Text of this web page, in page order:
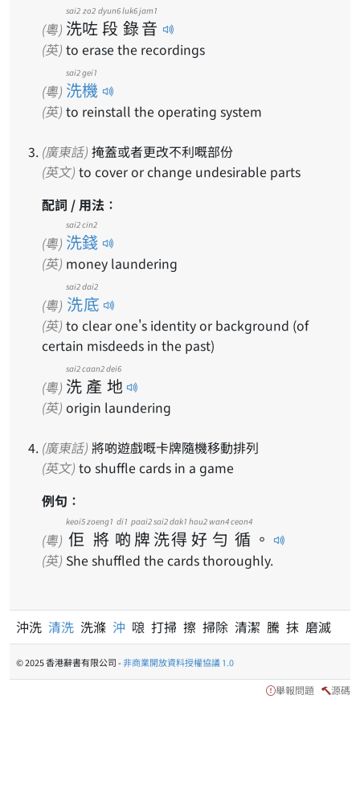
(粵) 洗
sai2
咗
zo2
段
dyun6
錄
luk6
音
jam1
(英) to erase the recordings
(粵) 洗機
sai2 gei1
(英) to reinstall the operating system
(廣東話) 掩蓋或者更改不利嘅部份
(英文) to cover or change undesirable parts
配詞 / 用法：
(粵) 洗錢
sai2 cin2
(英) money laundering
(粵) 洗底
sai2 dai2
(英) to clear one's identity or background (of
certain misdeeds in the past)
(粵) 洗
sai2
產
caan2
地
dei6
(英) origin laundering
(廣東話) 將啲遊戲嘅卡牌隨機移動排列
(英文) to shuffle cards in a game
例句：
(粵) 佢
keoi5
將
zoeng1
啲
di1
牌
paai2
洗
sai2
得
dak1
好
hou2
勻
wan4
循
ceon4
。
(英) She shuffled the cards thoroughly.
沖洗 清洗 洗滌 沖 𠺘 打掃 擦 掃除 清潔 騰 抹 磨滅
© 2025 香港辭書有限公司 -非商業開放資料授權協議 1.0
舉報問題 源碼